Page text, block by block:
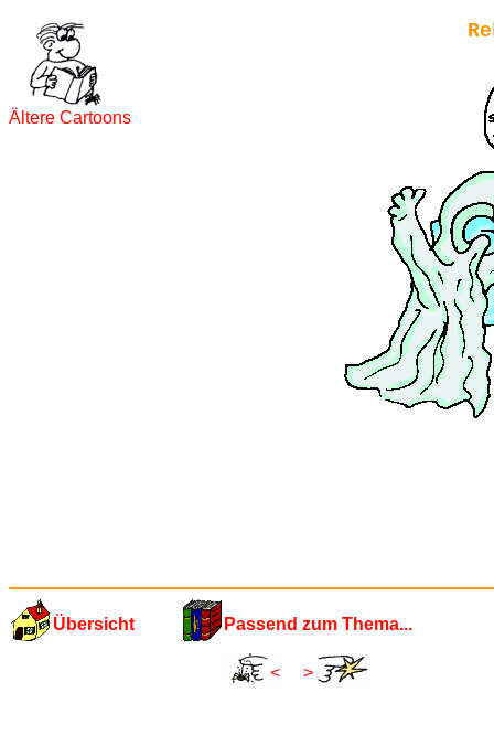
Ältere Cartoons
Übersicht Passend zum Thema...
< >